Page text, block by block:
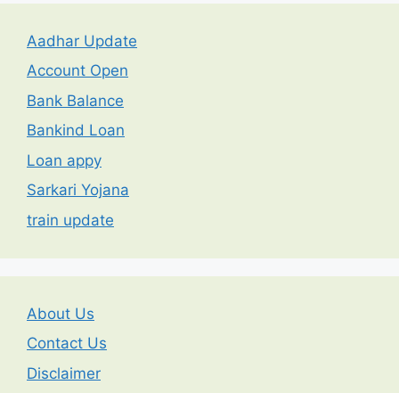
Aadhar Update
Account Open
Bank Balance
Bankind Loan
Loan appy
Sarkari Yojana
train update
About Us
Contact Us
Disclaimer